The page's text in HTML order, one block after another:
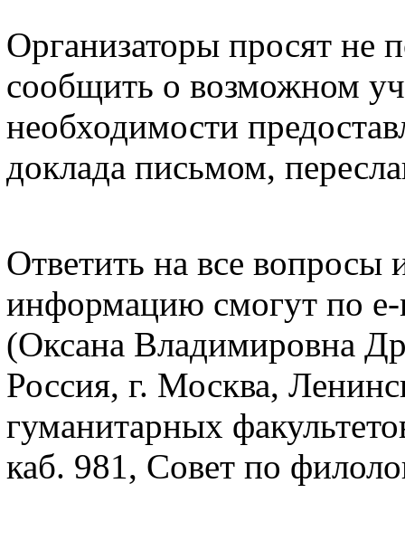
Организаторы просят не
сообщить о возможном
необходимости
доклада письмом,
Ответить на все вопросы
информацию смогут по
(Оксана Владимировна
Россия, г. Москва,
гуманитарных
каб. 981, Совет по